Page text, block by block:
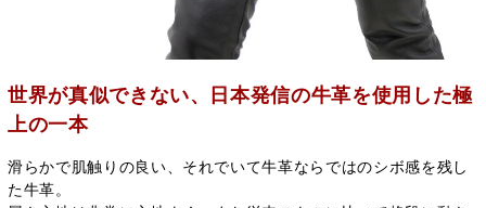
世界が真似できない、日本発信の牛革を使用した極
上の一本
滑らかで肌触りの良い、それでいて牛革ならではのシボ感を残し
た牛革。